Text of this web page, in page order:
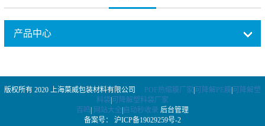
产品中心
版权所有 2020 上海菜威包装材料有限公司 POF热缩膜厂家 可降解PE膜 可降解塑
料袋 可降解塑料袋厂家
百鸣 网站大全 自动秒收录 后台管理
备案号：
沪ICP备19029259号-2